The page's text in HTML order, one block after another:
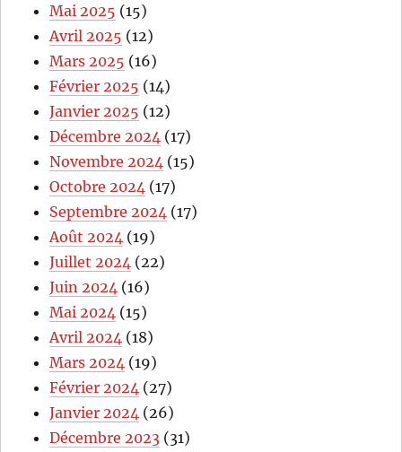
Mai 2025 (15)
Avril 2025 (12)
Mars 2025 (16)
Février 2025 (14)
Janvier 2025 (12)
Décembre 2024 (17)
Novembre 2024 (15)
Octobre 2024 (17)
Septembre 2024 (17)
Août 2024 (19)
Juillet 2024 (22)
Juin 2024 (16)
Mai 2024 (15)
Avril 2024 (18)
Mars 2024 (19)
Février 2024 (27)
Janvier 2024 (26)
Décembre 2023 (31)